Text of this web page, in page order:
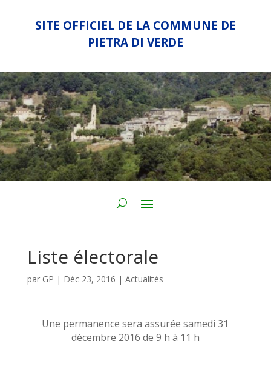
SITE OFFICIEL DE LA COMMUNE DE
PIETRA DI VERDE
Liste électorale
par GP | Déc 23, 2016 | Actualités
Une permanence sera assurée samedi 31
décembre 2016 de 9 h à 11 h